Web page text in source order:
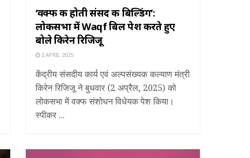
‘वक्फ की होती संसद की बिल्डिंग’:
लोकसभा में Waqf बिल पेश करते हुए
बोले किरेन रिजिजू
2 APRIL 2025
केंद्रीय संसदीय कार्य एवं अल्पसंख्यक कल्याण मंत्री
किरेन रिजिजू ने बुधवार (2 अप्रैल, 2025) को
लोकसभा में वक्फ संशोधन विधेयक पेश किया।
स्पीकर ...